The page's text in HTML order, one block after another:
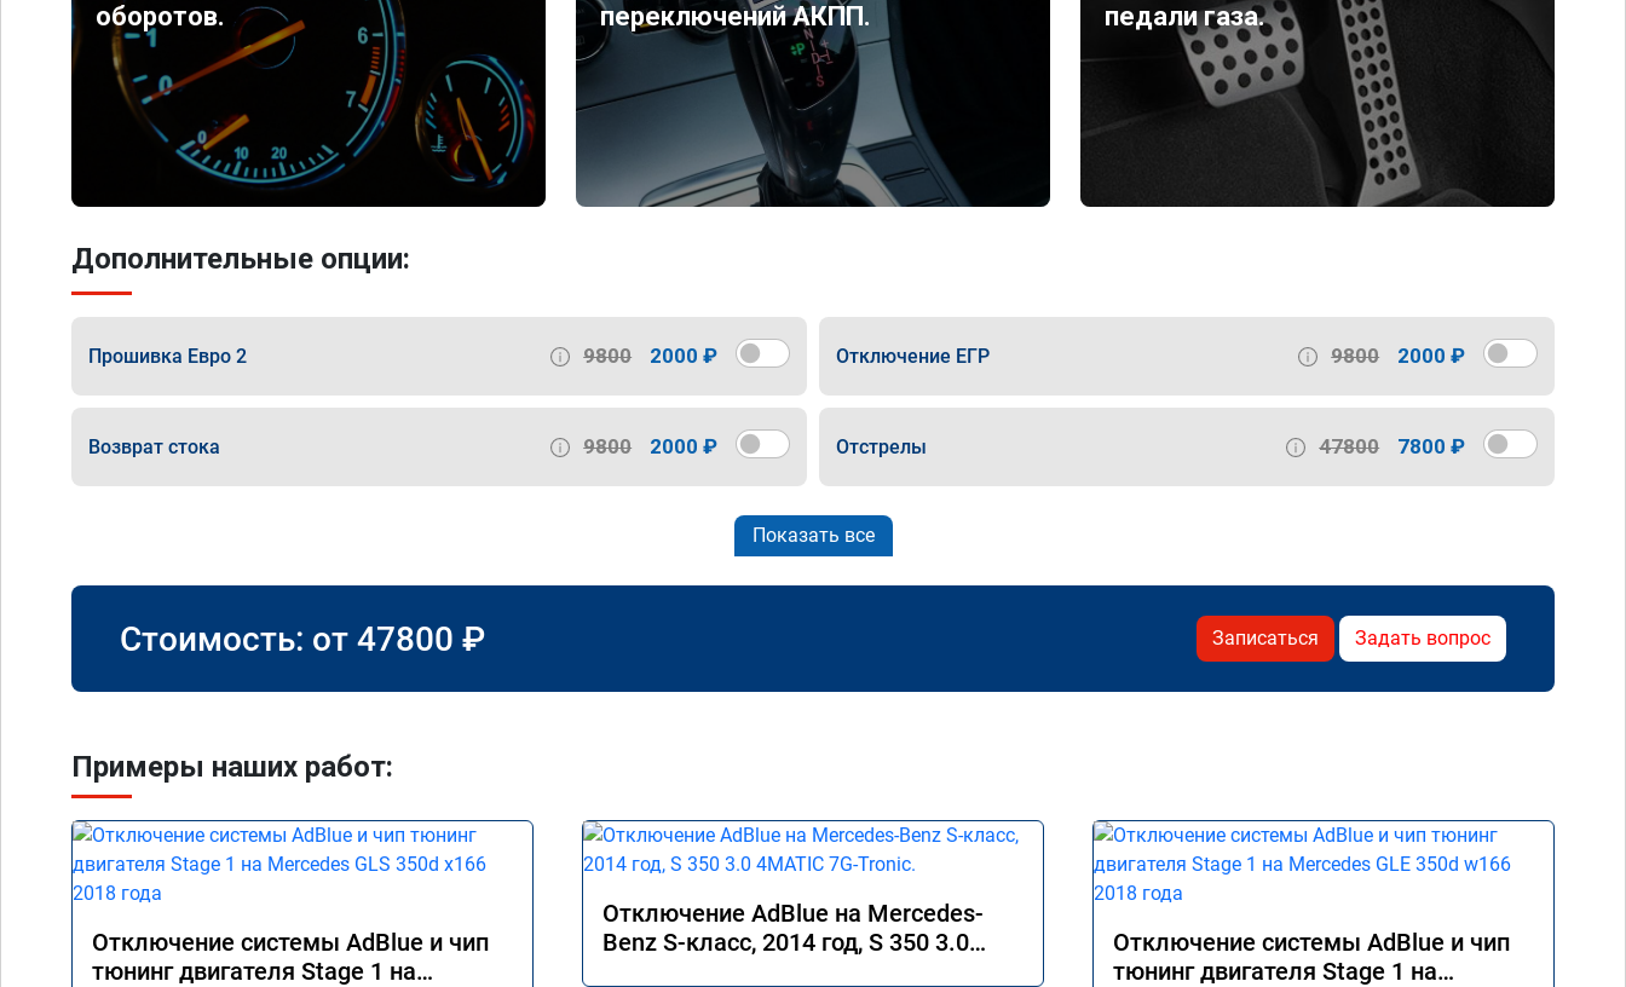
оборотов.
переключений АКПП.
педали газа.
Дополнительные опции:
Прошивка Евро 2 9800 2000 ₽ Отключение ЕГР 9800 2000 ₽
Возврат стока 9800 2000 ₽ Отстрелы 47800 7800 ₽
Показать все
Стоимость: от 47800 ₽ Записаться Задать вопрос
Примеры наших работ:
Отключение системы AdBlue и чип
тюнинг двигателя Stage 1 на
Отключение AdBlue на Mercedes-
Benz S-класс, 2014 год, S 350 3.0
Отключение системы AdBlue и чип
тюнинг двигателя Stage 1 на